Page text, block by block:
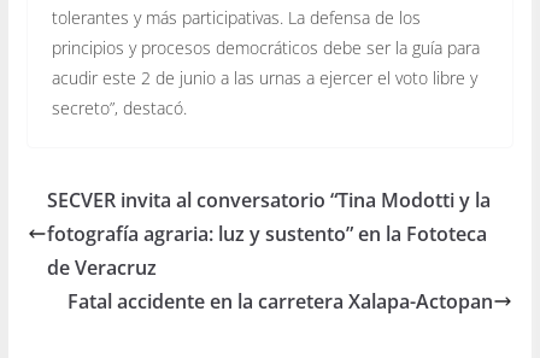
tolerantes y más participativas. La defensa de los
principios y procesos democráticos debe ser la guía para
acudir este 2 de junio a las urnas a ejercer el voto libre y
secreto”, destacó.
SECVER invita al conversatorio “Tina Modotti y la
fotografía agraria: luz y sustento” en la Fototeca
de Veracruz
Fatal accidente en la carretera Xalapa-Actopan